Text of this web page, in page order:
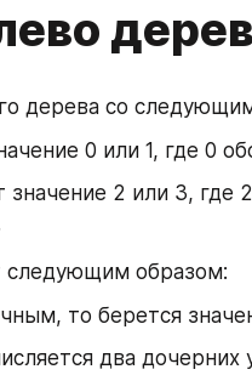
дерева со
0 или 1, где 0
2 или 3, где
следующим образом:
то берется
два дочерних